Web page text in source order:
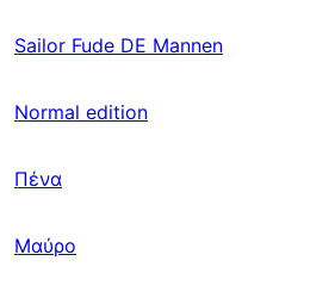
Sailor Fude DE Mannen
Normal edition
Πένα
Μαύρο